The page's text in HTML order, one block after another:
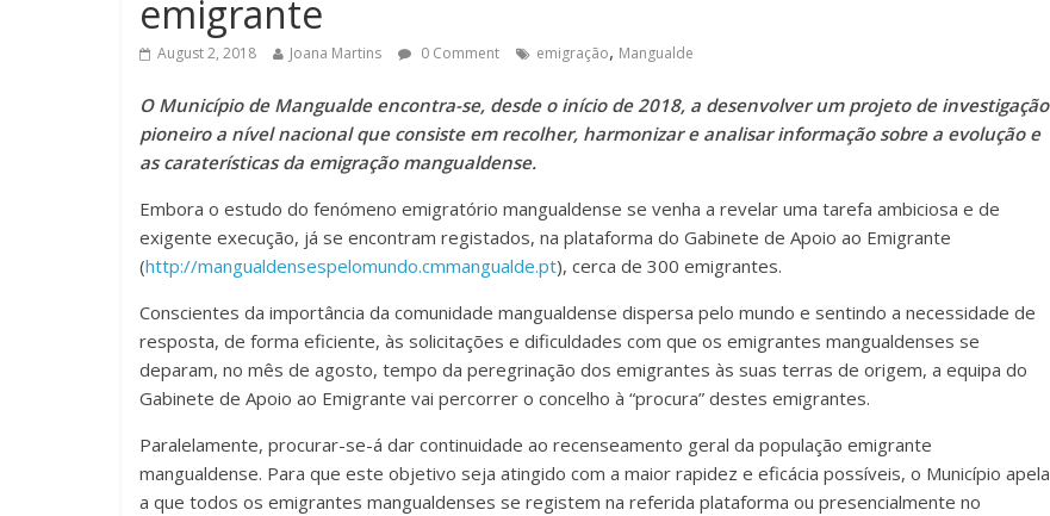
emigrante
August 2, 2018 Joana Martins 0 Comment emigração, Mangualde
O Município de Mangualde encontra-se, desde o início de 2018, a desenvolver um projeto de investigação
pioneiro a nível nacional que consiste em recolher, harmonizar e analisar informação sobre a evolução e
as caraterísticas da emigração mangualdense.
Embora o estudo do fenómeno emigratório mangualdense se venha a revelar uma tarefa ambiciosa e de
exigente execução, já se encontram registados, na plataforma do Gabinete de Apoio ao Emigrante
(http://mangualdensespelomundo.cmmangualde.pt), cerca de 300 emigrantes.
Conscientes da importância da comunidade mangualdense dispersa pelo mundo e sentindo a necessidade de
resposta, de forma eficiente, às solicitações e dificuldades com que os emigrantes mangualdenses se
deparam, no mês de agosto, tempo da peregrinação dos emigrantes às suas terras de origem, a equipa do
Gabinete de Apoio ao Emigrante vai percorrer o concelho à “procura” destes emigrantes.
Paralelamente, procurar-se-á dar continuidade ao recenseamento geral da população emigrante
mangualdense. Para que este objetivo seja atingido com a maior rapidez e eficácia possíveis, o Município apela
a que todos os emigrantes mangualdenses se registem na referida plataforma ou presencialmente no